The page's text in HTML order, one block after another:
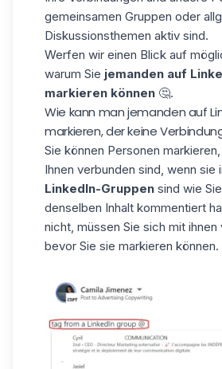
gemeinsamen Gruppen oder
Diskussionsthemen aktiv sind.
Werfen wir einen Blick auf
warum Sie jemanden auf
markieren können 🤔.
Wie kann man jemanden auf
markieren, der keine
Sie können Personen
Ihnen verbunden sind, wenn sie
LinkedIn-Gruppen sind wie
denselben Inhalt kommentiert
nicht, müssen Sie sich mit ihnen
bevor Sie sie markieren können.